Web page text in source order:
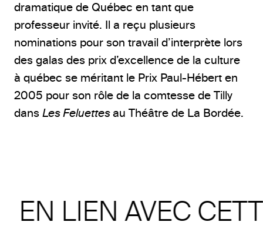
dramatique de Québec en tant que
professeur invité. Il a reçu plusieurs
nominations pour son travail d’interprète lors
des galas des prix d’excellence de la culture
à québec se méritant le Prix Paul-Hébert en
2005 pour son rôle de la comtesse de Tilly
dans Les Feluettesau Théâtre de La Bordée.
EN LIEN AVEC